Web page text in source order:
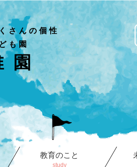
さんの個性
も園
園
教育のこと